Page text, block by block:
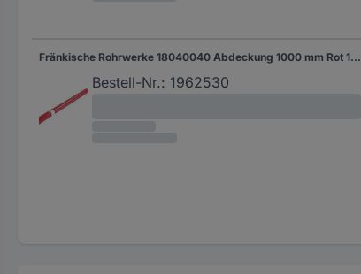
Fränkische Rohrwerke 18040040 Abdeckung 1000 mm Rot 1 St.
Bestell-Nr.: 1962530